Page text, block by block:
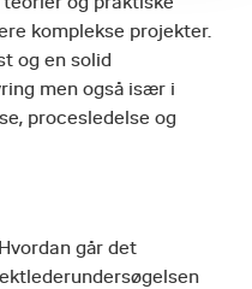
komplekse projekter.
og en solid
men også især i
procesledelse og
går det